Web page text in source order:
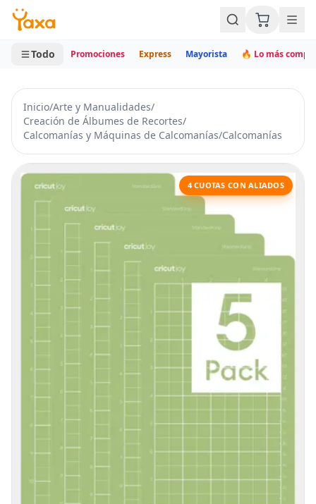
MINI CARRITO
0 productos
Todo Promociones Express Mayorista 🔥 Lo más
Inicio/Arte y Manualidades/
Creación de Álbumes de Recortes/
Calcomanías y Máquinas de Calcomanías/Calcomanías
4 CUOTAS CON ALIADOS